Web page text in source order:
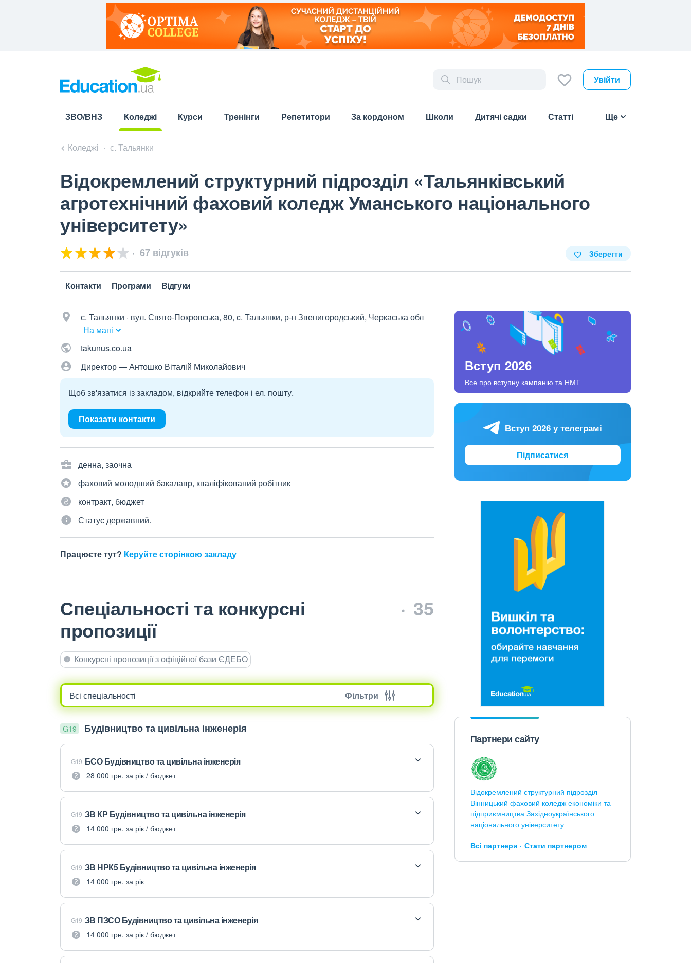
Увійти
ЗВО/ВНЗ
Коледжі
Курси Тренінги Репетитори За кордоном Школи Дитячі садки Статті Ще
Коледжі с. Тальянки
Відокремлений структурний підрозділ «Тальянківський
агротехнічний фаховий коледж Уманського національного
університету»
67 відгуків Зберегти
Контакти Програми Відгуки
с. Тальянки · вул. Свято-Покровська, 80, c. Тальянки, р-н Звенигородський, Черкаська обл
На мапі
takunus.co.ua
Директор — Антошко Віталій Миколайович
Щоб зв'язатися із закладом, відкрийте телефон і ел. пошту.
Показати контакти
денна, заочна
фаховий молодший бакалавр, кваліфікований робітник
контракт, бюджет
Статус державний.
Працюєте тут? Керуйте сторінкою закладу
Спеціальності та конкурсні
пропозиції
35
Конкурсні пропозиції з офіційної бази ЄДЕБО
Фільтри
G19 Будівництво та цивільна інженерія
G19 БСО Будівництво та цивільна інженерія
28 000 грн. за рік / бюджет
G19 ЗВ КР Будівництво та цивільна інженерія
14 000 грн. за рік / бюджет
G19 ЗВ НРК5 Будівництво та цивільна інженерія
14 000 грн. за рік
G19 ЗВ ПЗСО Будівництво та цивільна інженерія
14 000 грн. за рік / бюджет
Вступ 2026
Все про вступну кампанію та НМТ
Вступ 2026 у телеграмі
Підписатися
Партнери сайту
Відокремлений структурний підрозділ
Вінницький фаховий коледж економіки та
підприємництва Західноукраїнського
національного університету
Всі партнери Стати партнером